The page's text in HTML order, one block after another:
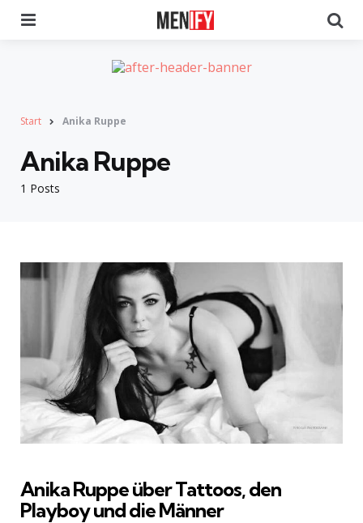
Start Anika Ruppe
1 Posts
Anika Ruppe
Anika Ruppe über Tattoos, den
Playboy und die Männer